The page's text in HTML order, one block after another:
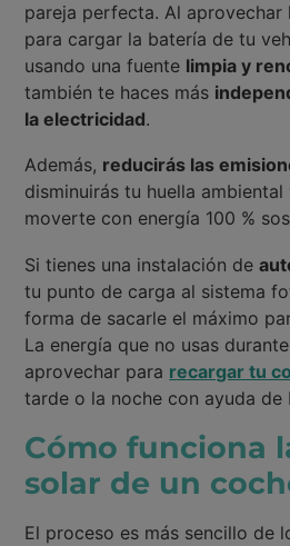
pareja perfecta. Al
para cargar la batería de tu
usando una fuente limpia y
también te haces más
la electricidad.
Además, reducirás las
disminuirás tu huella
moverte con energía 100 %
Si tienes una instalación de
tu punto de carga al sistema
forma de sacarle el máximo
La energía que no usas
aprovechar para recargar tu
tarde o la noche con ayuda de
Cómo funciona
solar de un
El proceso es más sencillo de